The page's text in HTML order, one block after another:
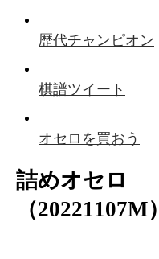
歴代チャンピオン
棋譜ツイート
オセロを買おう
詰めオセロ
（20221107M）